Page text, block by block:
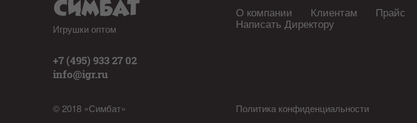
Игрушки оптом
+7 (495) 933 27 02
info@igr.ru
© 2018 «Симбат»
О компании Клиентам Прайс
Написать Директору
Политика конфиденциальности